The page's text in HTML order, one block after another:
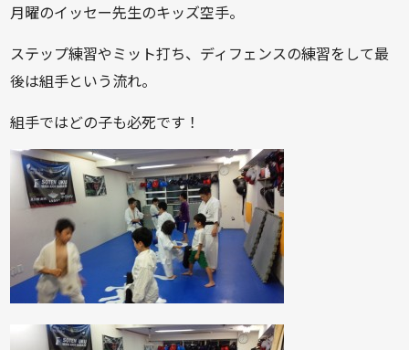
月曜のイッセー先生のキッズ空手。
ステップ練習やミット打ち、ディフェンスの練習をして最
後は組手という流れ。
組手ではどの子も必死です！